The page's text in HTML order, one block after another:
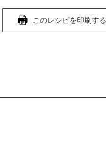
このレシピを印刷する